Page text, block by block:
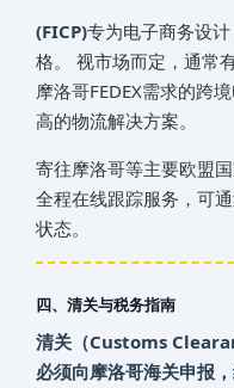
(FICP)专为电子商务设
格。 视市场而定，通常
摩洛哥‌‌‌‌‌‌‌‌‌‌‌‌‌‌FEDEX需求的跨
高的物流解决方案。
寄往‌‌‌摩洛哥‌‌‌‌‌‌‌‌‌‌‌‌‌‌等主要欧盟
全程在线跟踪服务，可
状态。
四、清关与税务指南
清关（Customs
必须向‌‌‌摩洛哥‌‌‌‌‌‌‌‌‌‌‌‌‌‌海关申报